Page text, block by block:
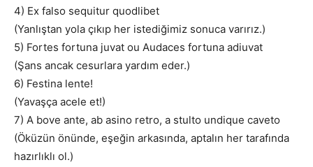
4) Ex falso sequitur quodlibet
(Yanlıştan yola çıkıp her istediğimiz sonuca varırız.)
5) Fortes fortuna juvat ou Audaces fortuna adiuvat
(Şans ancak cesurlara yardım eder.)
6) Festina lente!
(Yavaşça acele et!)
7) A bove ante, ab asino retro, a stulto undique caveto
(Öküzün önünde, eşeğin arkasında, aptalın her tarafında
hazırlıklı ol.)